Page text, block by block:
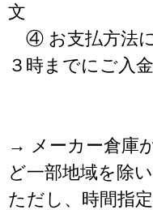
文
④ お支払方法に
３時までにご入
→ メーカー倉庫
ど一部地域を除
ただし、時間指